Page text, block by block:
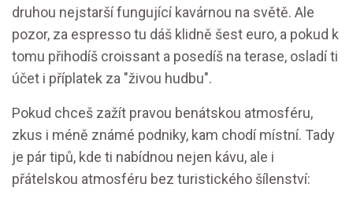
druhou nejstarší fungující kavárnou na světě. Ale
pozor, za espresso tu dáš klidně šest euro, a pokud k
tomu přihodíš croissant a posedíš na terase, osladí ti
účet i příplatek za "živou hudbu".
Pokud chceš zažít pravou benátskou atmosféru,
zkus i méně známé podniky, kam chodí místní. Tady
je pár tipů, kde ti nabídnou nejen kávu, ale i
přátelskou atmosféru bez turistického šílenství: